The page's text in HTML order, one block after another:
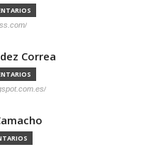
Correa